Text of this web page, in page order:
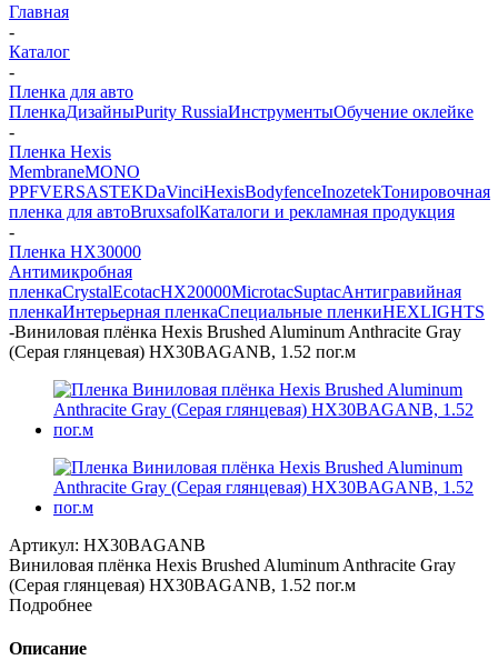
Главная
-
Каталог
-
Пленка для авто
ПленкаДизайныPurity RussiaИнструментыОбучение оклейке
-
Пленка Hexis
MembraneMONO
PPFVERSASTEKDaVinciHexisBodyfenceInozetekТонировочная
пленка для автоBruxsafolКаталоги и рекламная продукция
-
Пленка HX30000
Антимикробная
пленкаCrystalEcotacHX20000MicrotacSuptacАнтигравийная
пленкаИнтерьерная пленкаСпециальные пленкиHEXLIGHTS
-Виниловая плёнка Hexis Brushed Aluminum Anthracite Gray
(Серая глянцевая) HX30BAGANB, 1.52 пог.м
Артикул: HX30BAGANB
Виниловая плёнка Hexis Brushed Aluminum Anthracite Gray
(Серая глянцевая) HX30BAGANB, 1.52 пог.м
Подробнее
Описание